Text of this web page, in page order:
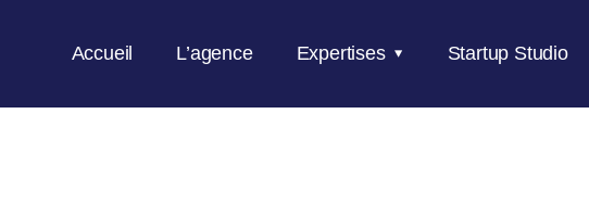
Accueil L’agence Expertises Startup Studio